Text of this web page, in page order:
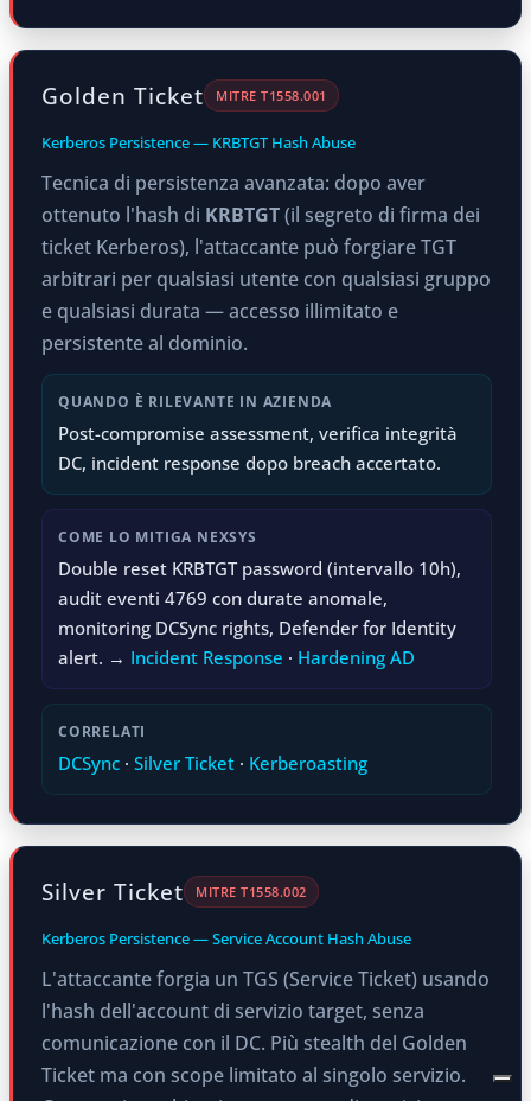
Golden Ticket MITRE T1558.001
Kerberos Persistence — KRBTGT Hash Abuse
Tecnica di persistenza avanzata: dopo aver
ottenuto l'hash di KRBTGT(il segreto di firma dei
ticket Kerberos), l'attaccante può forgiare TGT
arbitrari per qualsiasi utente con qualsiasi gruppo
e qualsiasi durata — accesso illimitato e
persistente al dominio.
QUANDO È RILEVANTE IN AZIENDA
Post-compromise assessment, verifica integrità
DC, incident response dopo breach accertato.
COME LO MITIGA NEXSYS
Double reset KRBTGT password (intervallo 10h),
audit eventi 4769 con durate anomale,
monitoring DCSync rights, Defender for Identity
alert. → Incident Response · Hardening AD
CORRELATI
DCSync · Silver Ticket · Kerberoasting
Silver Ticket MITRE T1558.002
Kerberos Persistence — Service Account Hash Abuse
L'attaccante forgia un TGS (Service Ticket) usando
l'hash dell'account di servizio target, senza
comunicazione con il DC. Più stealth del Golden
Ticket ma con scope limitato al singolo servizio.